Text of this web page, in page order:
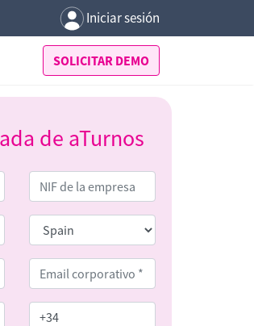
Iniciar sesión
SOLICITAR DEMO
de aTurnos